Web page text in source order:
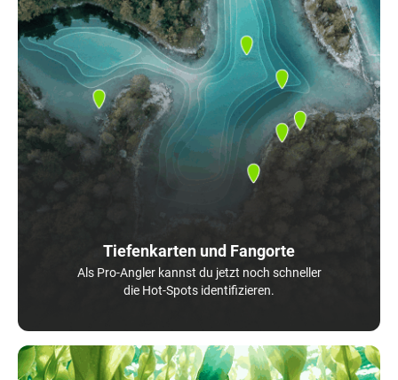
Tiefenkarten und Fangorte
Als Pro-Angler kannst du jetzt noch schneller
die Hot-Spots identifizieren.